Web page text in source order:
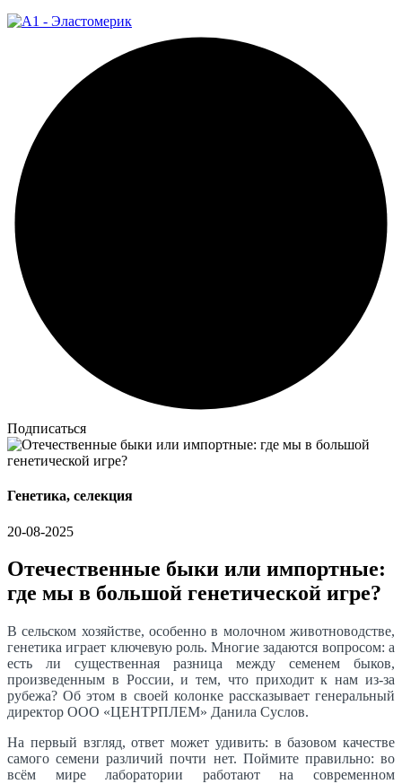
Подписаться
Генетика, селекция
20-08-2025
Отечественные быки или импортные:
где мы в большой генетической игре?
В сельском хозяйстве, особенно в молочном животноводстве,
генетика играет ключевую роль. Многие задаются вопросом: а
есть ли существенная разница между семенем быков,
произведенным в России, и тем, что приходит к нам из-за
рубежа? Об этом в своей колонке рассказывает генеральный
директор ООО «ЦЕНТРПЛЕМ» Данила Суслов.
На первый взгляд, ответ может удивить: в базовом качестве
самого семени различий почти нет. Поймите правильно: во
всём мире лаборатории работают на современном